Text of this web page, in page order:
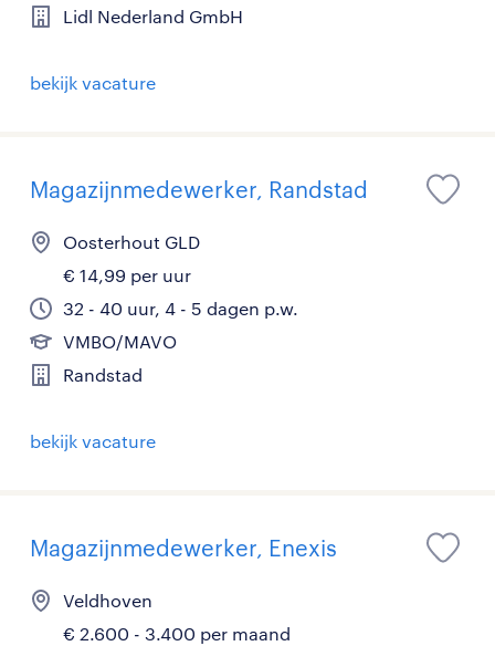
Lidl Nederland GmbH
bekijk vacature
Magazijnmedewerker, Randstad
Oosterhout GLD
€ 14,99 per uur
32 - 40 uur, 4 - 5 dagen p.w.
VMBO/MAVO
Randstad
bekijk vacature
Magazijnmedewerker, Enexis
Veldhoven
€ 2.600 - 3.400 per maand